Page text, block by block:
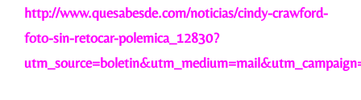
http://www.quesabesde.com/noticias/cindy-crawford-
foto-sin-retocar-polemica_12830?